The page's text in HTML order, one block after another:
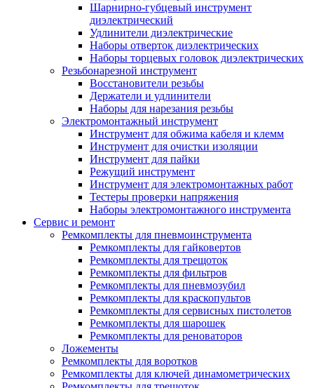
Шарнирно-губцевый инструмент
диэлектрический
Удлинители диэлектрические
Наборы отверток диэлектрических
Наборы торцевых головок диэлектрических
Резьбонарезной инструмент
Восстановители резьбы
Держатели и удлинители
Наборы для нарезания резьбы
Электромонтажный инструмент
Инструмент для обжима кабеля и клемм
Инструмент для очистки изоляции
Инструмент для пайки
Режущий инструмент
Инструмент для электромонтажных работ
Тестеры проверки напряжения
Наборы электромонтажного инструмента
Сервис и ремонт
Ремкомплекты для пневмоинструмента
Ремкомплекты для гайковертов
Ремкомплекты для трещоток
Ремкомплекты для фильтров
Ремкомплекты для пневмозубил
Ремкомплекты для краскопультов
Ремкомплекты для сервисных пистолетов
Ремкомплекты для шарошек
Ремкомплекты для реноваторов
Ложементы
Ремкомплекты для воротков
Ремкомплекты для ключей динамометрических